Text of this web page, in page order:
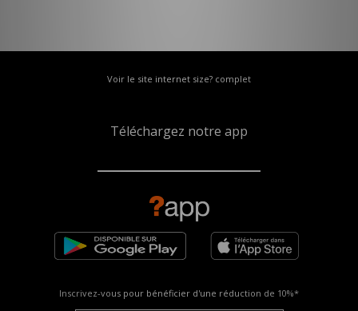
Voir le site internet size? complet
Téléchargez notre app
Inscrivez-vous pour bénéficier d'une réduction de 10%*